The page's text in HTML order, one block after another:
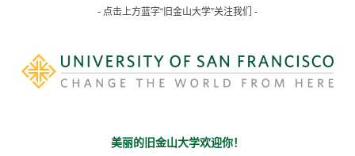
- 点击上方蓝字“旧金山大学”关注我们 -
美丽的旧金山大学欢迎你！